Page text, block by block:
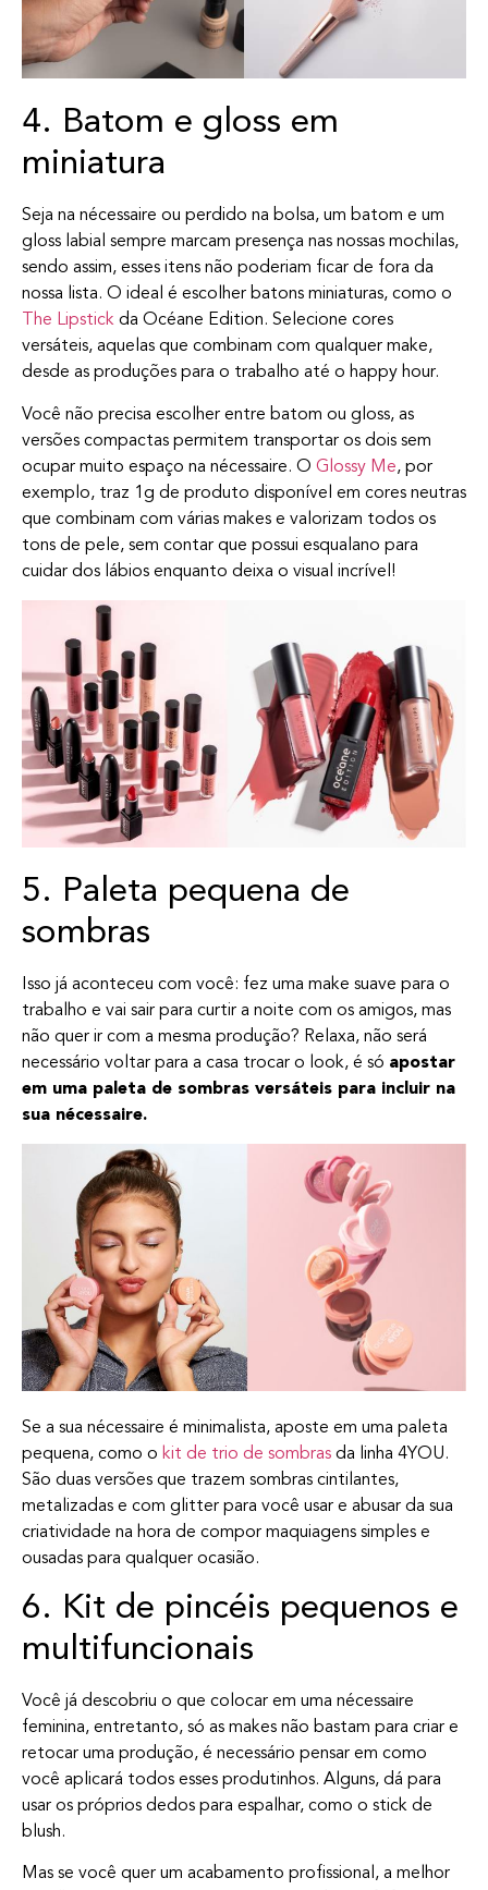
4. Batom e gloss em
miniatura
Seja na nécessaire ou perdido na bolsa, um batom e um
gloss labial sempre marcam presença nas nossas mochilas,
sendo assim, esses itens não poderiam ficar de fora da
nossa lista. O ideal é escolher batons miniaturas, como o
The Lipstick da Océane Edition. Selecione cores
versáteis, aquelas que combinam com qualquer make,
desde as produções para o trabalho até o happy hour.
Você não precisa escolher entre batom ou gloss, as
versões compactas permitem transportar os dois sem
ocupar muito espaço na nécessaire. O Glossy Me, por
exemplo, traz 1g de produto disponível em cores neutras
que combinam com várias makes e valorizam todos os
tons de pele, sem contar que possui esqualano para
cuidar dos lábios enquanto deixa o visual incrível!
5. Paleta pequena de
sombras
Isso já aconteceu com você: fez uma make suave para o
trabalho e vai sair para curtir a noite com os amigos, mas
não quer ir com a mesma produção? Relaxa, não será
necessário voltar para a casa trocar o look, é só apostar
em uma paleta de sombras versáteis para incluir na
sua nécessaire.
Se a sua nécessaire é minimalista, aposte em uma paleta
pequena, como o kit de trio de sombras da linha 4YOU.
São duas versões que trazem sombras cintilantes,
metalizadas e com glitter para você usar e abusar da sua
criatividade na hora de compor maquiagens simples e
ousadas para qualquer ocasião.
6. Kit de pincéis pequenos e
multifuncionais
Você já descobriu o que colocar em uma nécessaire
feminina, entretanto, só as makes não bastam para criar e
retocar uma produção, é necessário pensar em como
você aplicará todos esses produtinhos. Alguns, dá para
usar os próprios dedos para espalhar, como o stick de
blush.
Mas se você quer um acabamento profissional, a melhor